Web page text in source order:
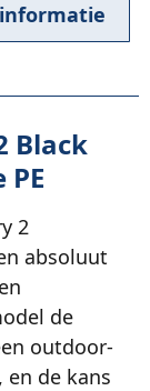
Black
2
absoluut
de
outdoor-
de kans